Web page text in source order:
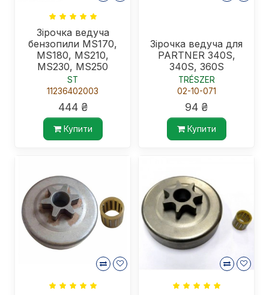
Зірочка ведуча
бензопили MS170,
MS180, MS210,
MS230, MS250
ST
11236402003
444 ₴
Купити
Зірочка ведуча для
PARTNER 340S,
340S, 360S
TRÉSZER
02-10-071
94 ₴
Купити